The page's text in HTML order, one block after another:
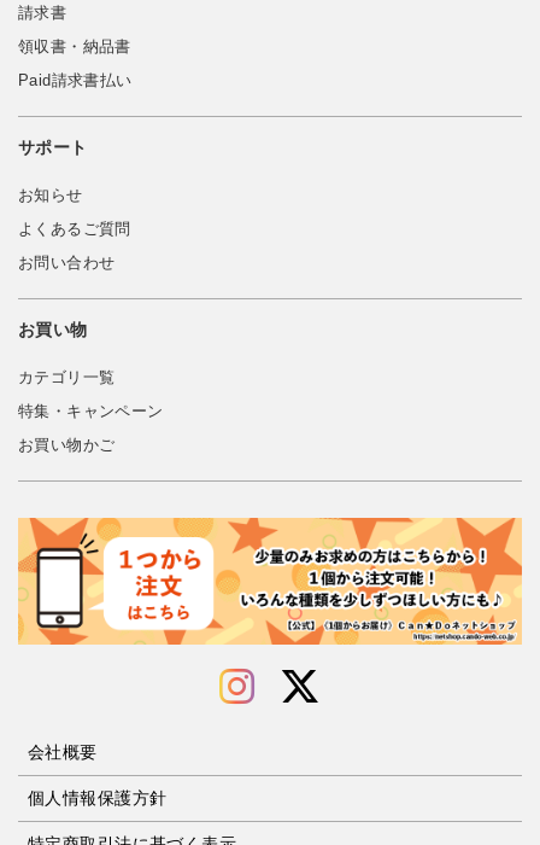
請求書
領収書・納品書
Paid請求書払い
サポート
お知らせ
よくあるご質問
お問い合わせ
お買い物
カテゴリ一覧
特集・キャンペーン
お買い物かご
会社概要
個人情報保護方針